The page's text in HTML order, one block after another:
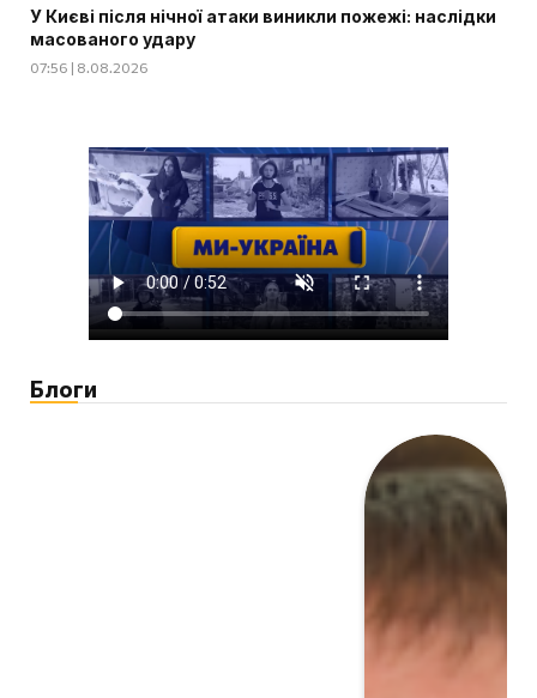
У Києві після нічної атаки виникли пожежі: наслідки
масованого удару
07:56 | 8.08.2026
Блоги